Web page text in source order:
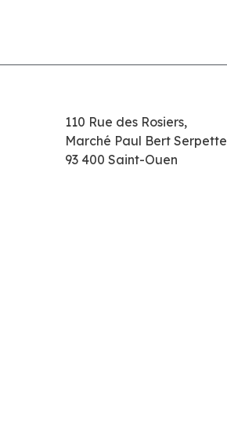
110 Rue des Rosiers,
Marché Paul Bert Serpette
93 400 Saint-Ouen